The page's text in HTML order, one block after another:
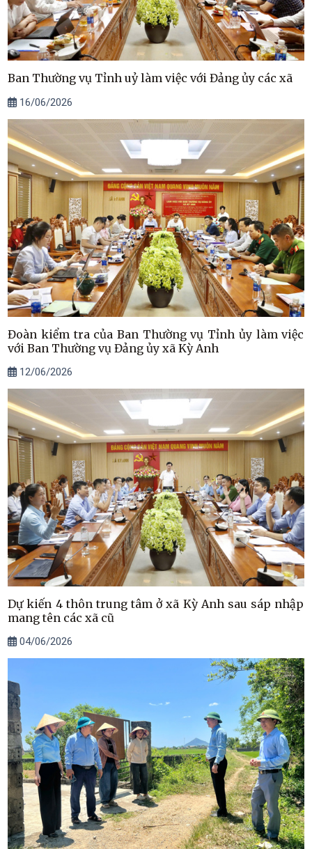
Ban Thường vụ Tỉnh uỷ làm việc với Đảng ủy các xã
16/06/2026
Đoàn kiểm tra của Ban Thường vụ Tỉnh ủy làm việc
với Ban Thường vụ Đảng ủy xã Kỳ Anh
12/06/2026
Dự kiến 4 thôn trung tâm ở xã Kỳ Anh sau sáp nhập
mang tên các xã cũ
04/06/2026